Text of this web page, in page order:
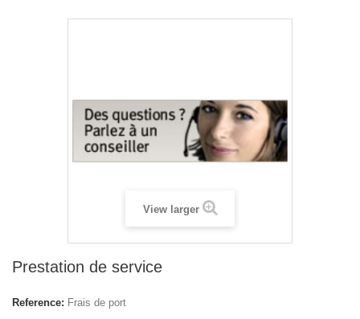
View larger
Prestation de service
Reference: Frais de port